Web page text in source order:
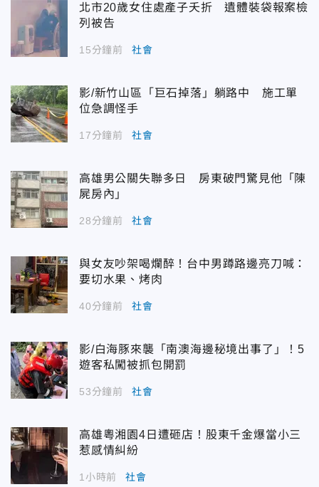
北市20歲女住處產子夭折 遺體裝袋報案檢
列被告
15分鐘前 社會
影/新竹山區「巨石掉落」躺路中 施工單
位急調怪手
17分鐘前 社會
高雄男公關失聯多日 房東破門驚見他「陳
屍房內」
28分鐘前 社會
與女友吵架喝爛醉！台中男蹲路邊亮刀喊：
要切水果、烤肉
40分鐘前 社會
影/白海豚來襲「南澳海邊秘境出事了」！5
遊客私闖被抓包開罰
53分鐘前 社會
高雄粵湘園4日遭砸店！股東千金爆當小三
惹感情糾紛
1小時前 社會